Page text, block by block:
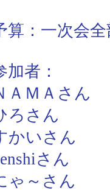
算：一次会
加者：
ＡＭＡさん
ろさん
かいさん
さん
ゃ～さん